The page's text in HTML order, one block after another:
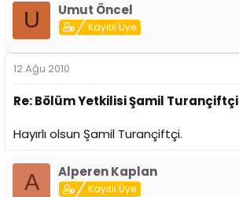
U Umut Öncel
Kayıtlı Üye
12 Ağu 2010
Re: Bölüm Yetkilisi Şamil Turançiftçi
Hayırlı olsun Şamil Turançiftçi.
A Alperen Kaplan
Kayıtlı Üye